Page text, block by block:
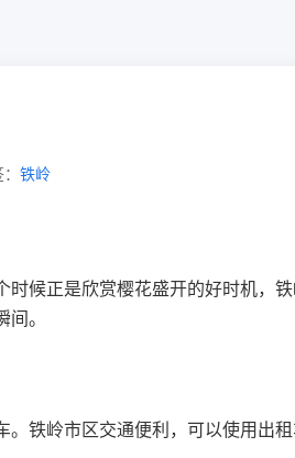
铁岭
候正是欣赏樱花盛开的好时机，铁
。
铁岭市区交通便利，可以使用出